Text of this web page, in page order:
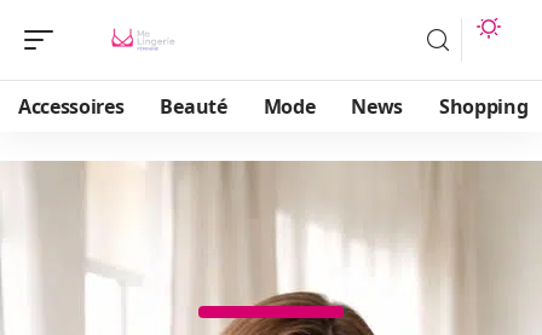
Accessoires Beauté Mode News Shopping